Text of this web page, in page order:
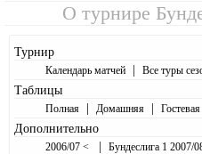
О турнире
Турнир
Календарь матчей | Все туры
Таблицы
Полная | Домашняя | Гостевая
Дополнительно
2006/07 < | Бундеслига 1 2007/